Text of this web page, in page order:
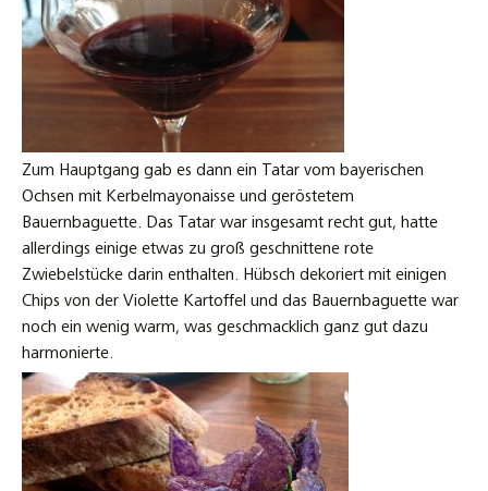
Zum Hauptgang gab es dann ein Tatar vom bayerischen
Ochsen mit Kerbelmayonaisse und geröstetem
Bauernbaguette. Das Tatar war insgesamt recht gut, hatte
allerdings einige etwas zu groß geschnittene rote
Zwiebelstücke darin enthalten. Hübsch dekoriert mit einigen
Chips von der Violette Kartoffel und das Bauernbaguette war
noch ein wenig warm, was geschmacklich ganz gut dazu
harmonierte.